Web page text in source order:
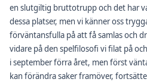
en slutgiltig bruttotrupp och det har
dessa platser, men vi känner oss
förväntansfulla på att få samlas och
vidare på den spelfilosofi vi filat på
i september förra året, men först
kan förändra saker framöver,